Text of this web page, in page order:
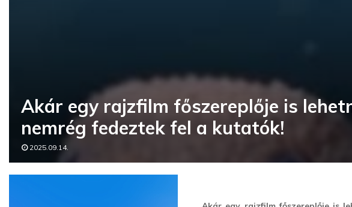
Akár egy rajzfilm főszereplője is
nemrég fedeztek fel a kutatók!
2025.09.14.